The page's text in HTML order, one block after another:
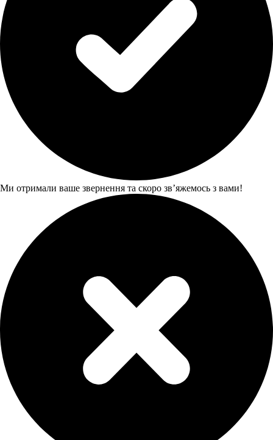
Ми отримали ваше звернення та скоро звʼяжемось з вами!